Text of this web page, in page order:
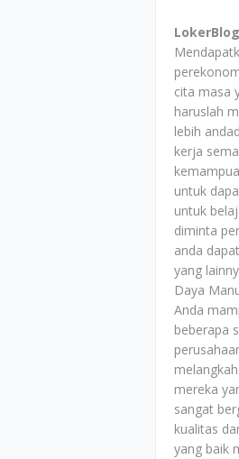
cita masa
haruslah
lebih
kerja
untuk
untuk
diminta
anda
yang
Daya
Anda
beberapa
mereka
sangat
kualitas
yang baik